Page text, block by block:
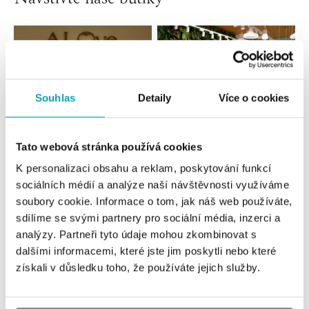
Souhlas Detaily Více o cookies
Tato webová stránka používá cookies
K personalizaci obsahu a reklam, poskytování funkcí
sociálních médií a analýze naší návštěvnosti využíváme
soubory cookie. Informace o tom, jak náš web používáte,
sdílíme se svými partnery pro sociální média, inzerci a
analýzy. Partneři tyto údaje mohou zkombinovat s
dalšími informacemi, které jste jim poskytli nebo které
získali v důsledku toho, že používáte jejich služby.
Všechny Česko Slovensko
ALOve OC Nový Smíchov, Praha 5
Plzeňská 8, 150 00 Praha 5 - Anděl
tel.: +420736509250
dnes otevřeno do 21:00
ALOve OC Olympia, Brno